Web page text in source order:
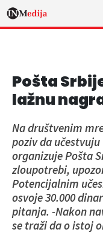
Pošta
lažnu
Na društvenim
poziv da
organizuje Pošta
zloupotrebi,
Potencijalnim
osvoje 30.000
pitanja. -Nakon
se traži da o istoj